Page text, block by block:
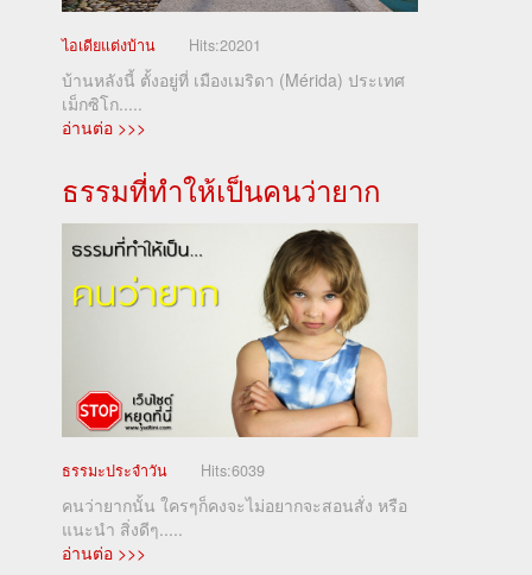
ไอเดียแต่งบ้าน Hits:20201
บ้านหลังนี้ ตั้งอยู่ที่ เมืองเมริดา (Mérida) ประเทศ
เม็กซิโก.....
อ่านต่อ >>>
ธรรมที่ทำให้เป็นคนว่ายาก
ธรรมะประจำวัน Hits:6039
คนว่ายากนั้น ใครๆก็คงจะไม่อยากจะสอนสั่ง หรือ
แนะนำ สิ่งดีๆ.....
อ่านต่อ >>>